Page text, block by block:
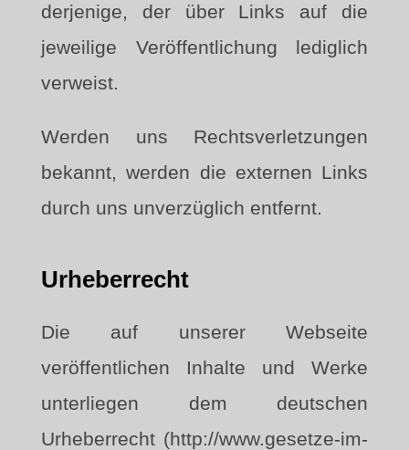
derjenige, der über Links auf die
jeweilige Veröffentlichung lediglich
verweist.
Werden uns Rechtsverletzungen
bekannt, werden die externen Links
durch uns unverzüglich entfernt.
Urheberrecht
Die auf unserer Webseite
veröffentlichen Inhalte und Werke
unterliegen dem deutschen
Urheberrecht (http://www.gesetze-im-